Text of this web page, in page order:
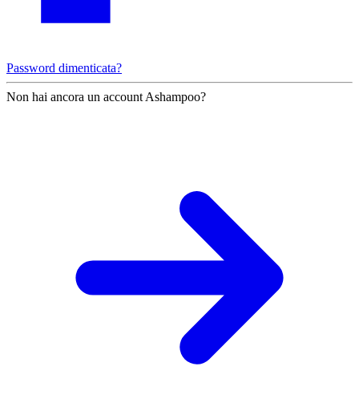
Password dimenticata?
Non hai ancora un account Ashampoo?